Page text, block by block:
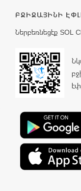
ԲՋԻՋԱՅԻՆԻ
Ներբեռնեցէք SOL